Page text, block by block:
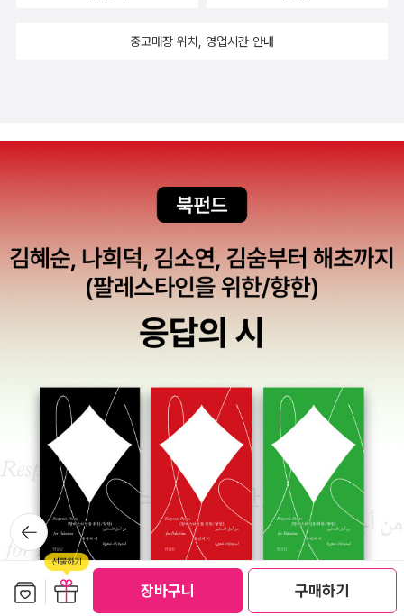
장바구니 구매하기
을까? 하고 다시 한 번 더 넣는다. 너무 달까? 나는 망치게 될까?
어, 이러면서. 그래서 그러지말자고 막 의식적으로 애쓰는 편인데
도 좋고 비쥬얼도 좋은데? 그렇다면 맛은 어떨까?일단 한조각 잘
라 엄마 아빠 맛보시라 드리니 두분 다 너무 좋아하셨다. 달지 않
아서 좋다는 것. 네????????????????나도 먹어보았다.앗. 이
건 달지 않은 정도가 아니라 맛이 없다. 그러니까 맛이 無 없을
無 .. 아아.. 이를 어쩐담?아가 조카가 왔다. 나는 조카야, 고모가
케이크 만들었어 먹어볼래? 하였지만 안먹겠다고 쳐다보지도 않
는다 ㅋㅋㅋㅋㅋㅋㅋㅋㅋㅋ아가 조카의 엄마 아빠에게 맛보라고
데?' ㅋㅋㅋㅋㅋㅋㅋㅋㅋㅋㅋㅋㅋㅋㅋㅋㅋㅋㅋㅋㅋㅋㅋㅋㅋㅋ
ㅋㅋㅋ그..그치? 이거 뭐 쨈 발라 먹어야겠는데? ㅋㅋㅋㅋㅋㅋㅋ
ㅋㅋㅋ 무엇보다 조카를 케이크 앞으로 데리고 오는 것도 실패함
ㅋㅋㅋㅋㅋㅋㅋㅋㅋㅋㅋㅋㅋㅋㅋㅋ저녁에 만난 여동생에게 줬
는데 '촉촉하게 잘되었네' 라면서, 크림 치즈 발라 먹으면 좋을거
라 했다. 엄마 아빠는 여전히 너무 본인들 입맛에 맞다며 또 해달
라심. 하하하하하하하하하하 조카야 ㅠㅠ다음엔 좀 더 달게 만들
어보고 생크림도 만들어서 겉에다 쳐발쳐발 해서 눈길을 끌어봐
뒤로가
기
중고매장 위치, 영업시간 안내